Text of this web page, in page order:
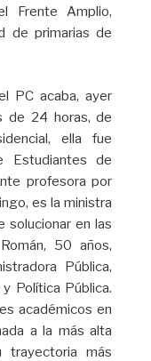
Frente Amplio,
de primarias de
PC acaba, ayer
de 24 horas, de
ella fue
Estudiantes de
profesora por
es la ministra
solucionar en las
50 años,
Pública,
Política Pública.
académicos en
a la más alta
trayectoria más